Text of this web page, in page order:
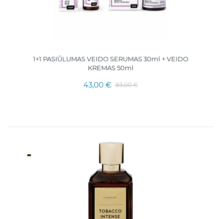
1+1 PASIŪLUMAS VEIDO SERUMAS 30ml + VEIDO
KREMAS 50ml
43,00 € 83,00 €